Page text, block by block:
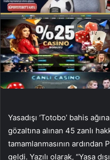
Yasadışı ‘Totobo’ bahis
gözaltına alınan 45 zanlı
tamamlanmasının ardından
geldi. Yazılı olarak, “Yasa